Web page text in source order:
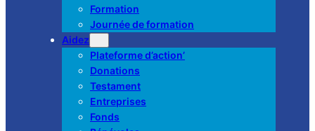
Formation
Journée de formation
Aidez
Plateforme d’action’
Donations
Testament
Entreprises
Fonds